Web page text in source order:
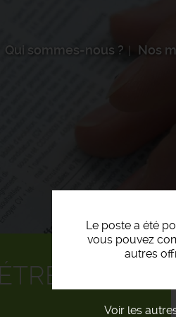
Qui sommes-nous ? Nos
Le poste a été
vous pouvez
autres
Voir les
F/H